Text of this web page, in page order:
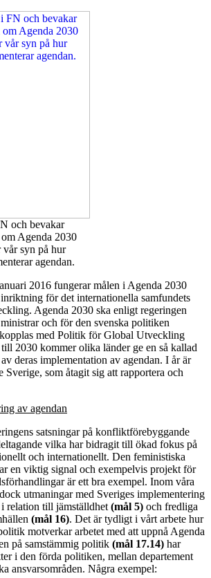
och bevakar
Agenda 2030
vår syn på hur
agendan.
2016 fungerar målen i Agenda 2030
för det internationella samfundets
Agenda 2030 ska enligt regeringen
och för den svenska politiken
med Politik för Global Utveckling
2030 kommer olika länder ge en så kallad
deras implementation av agendan. I år är
Sverige, som åtagit sig att rapportera och
av agendan
satsningar på konfliktförebyggande
vilka har bidragit till ökad fokus på
och internationellt. Den feministiska
en viktig signal och exempelvis projekt för
är ett bra exempel. Inom våra
utmaningar med Sveriges implementering
relation till jämställdhet (mål 5) och fredliga
(mål 16). Det är tydligt i vårt arbete hur
motverkar arbetet med att uppnå Agenda
på samstämmig politik (mål 17.14) har
i den förda politiken, mellan departement
ansvarsområden. Några exempel: